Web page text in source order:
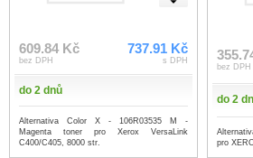
609.84 Kč
bez DPH
737.91 Kč
s DPH
do 2 dnů
Alternativa Color X - 106R03535 M -
Magenta toner pro Xerox VersaLink
C400/C405, 8000 str.
bez DPH
do 2
pro